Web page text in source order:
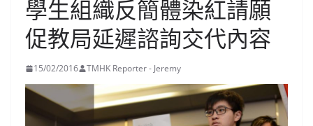
學生組織反簡體染紅請願
促教局延遲諮詢交代內容
15/02/2016 TMHK Reporter - Jeremy